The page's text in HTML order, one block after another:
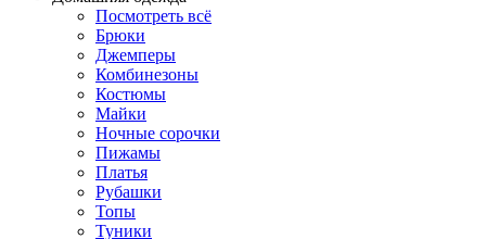
Посмотреть всё
Брюки
Джемперы
Комбинезоны
Костюмы
Майки
Ночные сорочки
Пижамы
Платья
Рубашки
Топы
Туники